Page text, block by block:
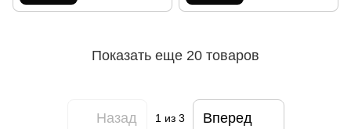
Показать еще 20 товаров
Назад 1из 3 Вперед